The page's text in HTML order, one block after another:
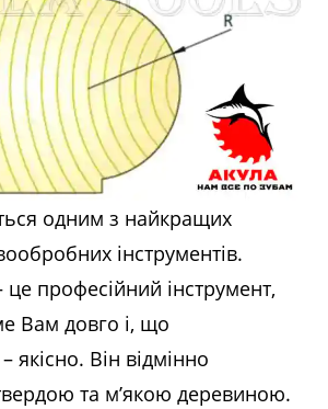
одним з найкращих
інструментів.
це професійний інструмент,
Вам довго і, що
якісно. Він відмінно
та м’якою деревиною.